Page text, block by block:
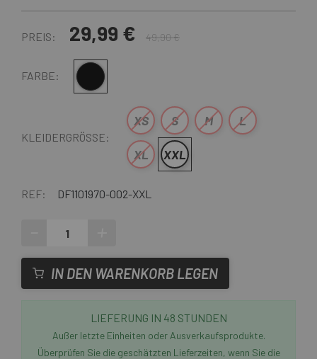
PREIS: 29,99 € 49,90 €
FARBE: Schwarz
KLEIDERGRÖSSE:
XS S M L
XL XXL
REF: DF1101970-002-XXL
IN DEN WARENKORB LEGEN
LIEFERUNG IN 48 STUNDEN
Außer letzte Einheiten oder Ausverkaufsprodukte.
Überprüfen Sie die geschätzten Lieferzeiten, wenn Sie die